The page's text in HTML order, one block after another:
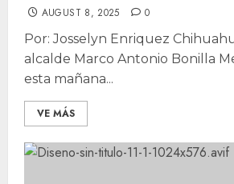
AUGUST 8, 2025 0
Por: Josselyn Enriquez
alcalde Marco Antonio Bonilla
esta mañana...
VE MÁS